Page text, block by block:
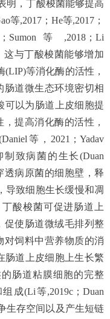
明，丁酸梭菌能够提高
等,2017；He等,2017；
Sumon 等 ,2018；Li
这与丁酸梭菌能够增加
等消化酶的活性，
肠道微生态环境密切相
可以为肠道上皮细胞提
提高消化酶的活性，
等，2021；Yadav
致病菌的生长(Duan
透病原菌的细胞壁，释
导致细胞生长缓慢和凋
丁酸梭菌可促进肠道上
促使肠道微绒毛排列整
对饲料中营养物质的消
肠道上皮细胞上生长繁
的肠道粘膜细胞的完整
成(Li等,2019c；Duan
生存空间以及产生短链